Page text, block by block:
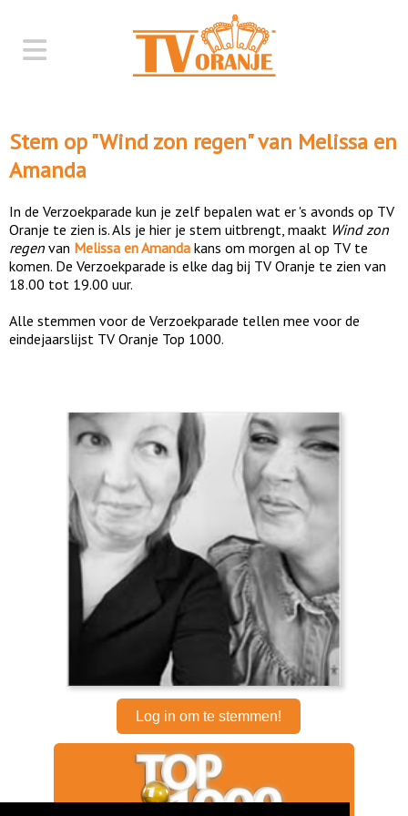
Stem op "Wind zon regen" van Melissa en
Amanda
In de Verzoekparade kun je zelf bepalen wat er 's avonds op TV
Oranje te zien is. Als je hier je stem uitbrengt, maakt Wind zon
regen van Melissa en Amanda kans om morgen al op TV te
komen. De Verzoekparade is elke dag bij TV Oranje te zien van
18.00 tot 19.00 uur.
Alle stemmen voor de Verzoekparade tellen mee voor de
eindejaarslijst TV Oranje Top 1000.
Log in om te stemmen!